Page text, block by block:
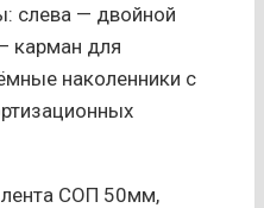
слева — двойной
карман для
наколенники с
СОП 50мм,